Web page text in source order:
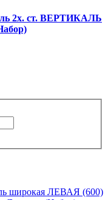
2х. ст. ВЕРТИКАЛЬ